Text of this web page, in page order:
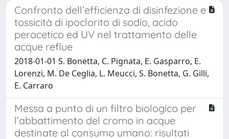
Confronto dell’efficienza di disinfezione e
tossicità di ipoclorito di sodio, acido
peracetico ed UV nel trattamento delle
acque reflue
2018-01-01 S. Bonetta, C. Pignata, E. Gasparro, E.
Lorenzi, M. De Ceglia, L. Meucci, S. Bonetta, G. Gilli,
E. Carraro
Messa a punto di un filtro biologico per
l’abbattimento del cromo in acque
destinate al consumo umano: risultati